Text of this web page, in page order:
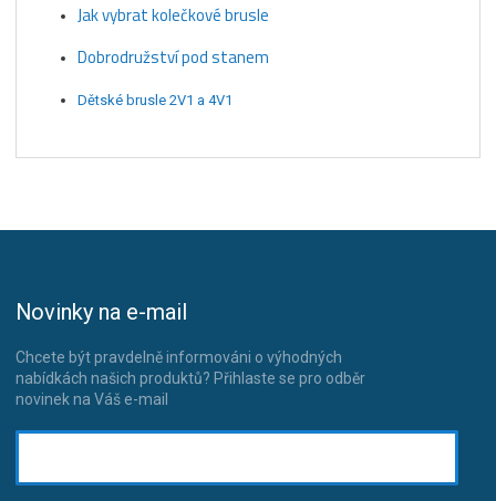
Jak vybrat kolečkové brusle
Dobrodružství pod stanem
Dětské brusle 2V1 a 4V1
Novinky na e-mail
Chcete být pravdelně informováni o výhodných
nabídkách našich produktů? Přihlaste se pro odběr
novinek na Váš e-mail